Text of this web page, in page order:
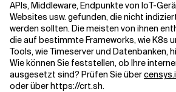
APIs, Middleware, Endpunkte von IoT-
Websites usw. gefunden, die nicht
werden sollten. Die meisten von ihnen
die auf bestimmte Frameworks, wie K8s
Tools, wie Timeserver und Datenbanken,
Wie können Sie feststellen, ob Ihre
ausgesetzt sind? Prüfen Sie über
oder über https://crt.sh.